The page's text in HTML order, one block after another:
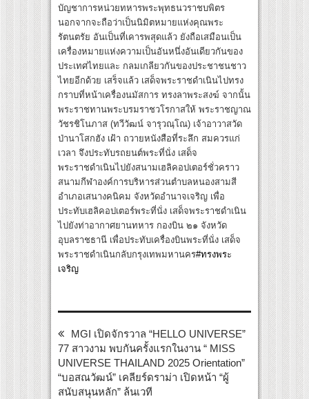
บัญชาการหน่วยทหารพระพุทธนวราชบพิตร
นอกจากจะถือว่าเป็นนิมิตหมายแห่งคุณพระ
รัตนตรัย อันเป็นที่เคารพสุดแล้ว ยังถือเสมือนเป็น
เครื่องหมายแห่งความเป็นอันหนึ่งอันเดียวกันของ
ประเทศไทยและ กลมเกลียวกันของประชาชนชาว
ไทยอีกด้วย เสร็จแล้ว เสด็จพระราชดำเนินไปทรง
กราบที่หน้าเครื่องนมัสการ ทรงลาพระสงฆ์ จากนั้น
พระราชทานพระบรมราชวโรกาสให้ พระราชญาณ
วัชรชิโนภาส (ทวีวัฒน์ จารุวณฺโณ) เจ้าอาวาสวัด
ป่านาโสกฮัง เฝ้า ถวายหนังสือที่ระลึก สมควรแก่
เวลา จึงประทับรถยนต์พระที่นั่ง เสด็จ
พระราชดำเนินไปยังสนามเฮลิคอปเตอร์ชั่วคราว
สนามกีฬาองค์การบริหารส่วนตำบลหนองสามสี
อำเภอเสนางคนิคม จังหวัดอำนาจเจริญ เพื่อ
ประทับเฮลิคอปเตอร์พระที่นั่ง เสด็จพระราชดำเนิน
ไปยังท่าอากาศยานทหาร กองบิน ๒๑ จังหวัด
อุบลราชธานี เพื่อประทับเครื่องบินพระที่นั่ง เสด็จ
พระราชดำเนินกลับกรุงเทพมหานคร#ทรงพระ
เจริญ
MGI เปิดจักรวาล “HELLO UNIVERSE”
77 สาวงาม พบกันครั้งแรกในงาน “ MISS
UNIVERSE THAILAND 2025 Orientation”
“บอสณวัฒน์” เคลียร์ดราม่า เปิดหน้า “ผู้
สนับสนุนหลัก” ล้นเวที